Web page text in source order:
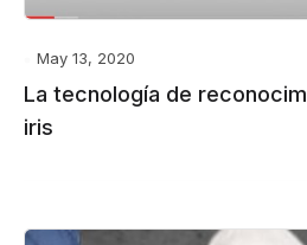
May 13, 2020
La tecnología de
iris